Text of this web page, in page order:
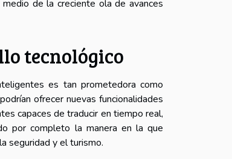
de la creciente ola de avances
tecnológico
es tan prometedora como
ofrecer nuevas funcionalidades
capaces de traducir en tiempo real,
por completo la manera en la que
seguridad y el turismo.